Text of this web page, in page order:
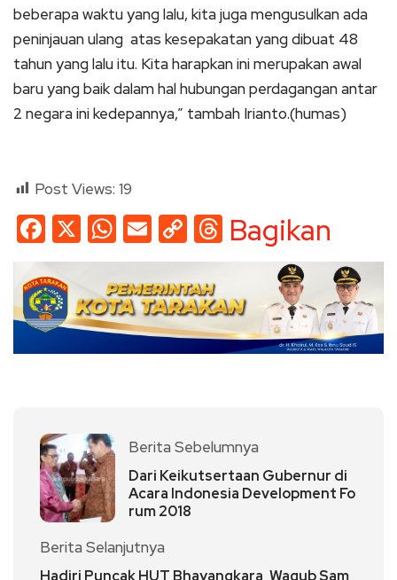
beberapa waktu yang lalu, kita juga mengusulkan ada
peninjauan ulang atas kesepakatan yang dibuat 48
tahun yang lalu itu. Kita harapkan ini merupakan awal
baru yang baik dalam hal hubungan perdagangan antar
2 negara ini kedepannya,” tambah Irianto.(humas)
Post Views: 19
Facebook
X WhatsApp
EmailCopy
Link
Threads
Bagikan
Berita Sebelumnya
Dari Keikutsertaan Gubernur di
Acara Indonesia Development Fo
rum 2018
Berita Selanjutnya
Hadiri Puncak HUT Bhayangkara, Wagub Sam